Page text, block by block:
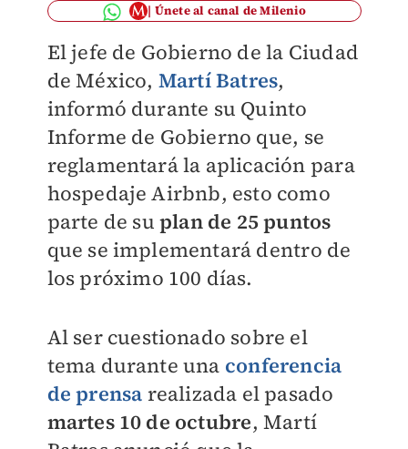
Únete al canal de Milenio
El jefe de Gobierno de la Ciudad
de México, Martí Batres,
informó durante su Quinto
Informe de Gobierno que, se
reglamentará la aplicación para
hospedaje Airbnb, esto como
parte de su plan de 25 puntos
que se implementará dentro de
los próximo 100 días.
Al ser cuestionado sobre el
tema durante una conferencia
de prensa realizada el pasado
martes 10 de octubre, Martí